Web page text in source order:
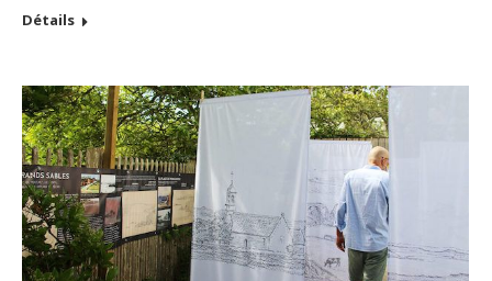
Détails